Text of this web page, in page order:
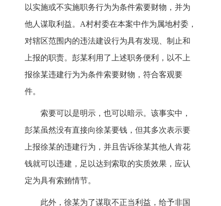
以实施或不实施职务行为为条件索要财物，并为
他人谋取利益。A村村委在本案中作为属地村委，
对辖区范围内的违法建设行为具有发现、制止和
上报的职责。彭某利用了上述职务便利，以不上
报徐某违建行为为条件索要财物，符合客观要
件。
索要可以是明示，也可以暗示。该事实中，
彭某虽然没有直接向徐某要钱，但其多次表示要
上报徐某的违建行为，并且告诉徐某其他人肯花
钱就可以违建，足以达到索取的实质效果，应认
定为具有索贿情节。
此外，徐某为了谋取不正当利益，给予非国